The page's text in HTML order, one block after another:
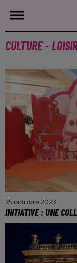
CULTURE -
25 octobre 2023
INITIATIVE : UNE
Un geste pour
Pour un Espoir".